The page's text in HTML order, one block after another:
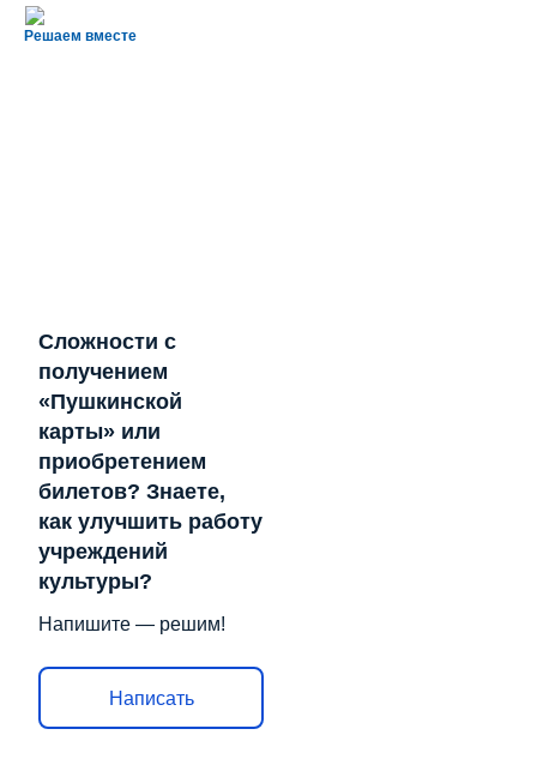
Решаем вместе
Сложности с
получением
«Пушкинской
карты» или
приобретением
билетов? Знаете,
как улучшить работу
учреждений
культуры?
Напишите — решим!
Написать